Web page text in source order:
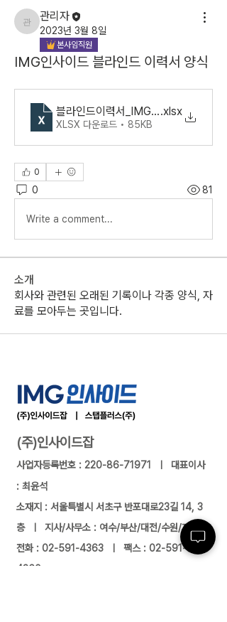
관리자
관리자
2023년 3월 8일
본사임직원
IMG인사이드 블라인드 이력서 양식
블라인드이력서_IMG인사이드
.xlsx
XLSX 다운로드 • 85KB
0
0 81
Write a comment...
소개
회사와 관련된 오래된 기록이나 각종 양식, 자
료를 모아두는 곳입니다.
(주)인사이드잡
사업자등록번호 : 220-86-71971
ㅣ 대표이사
: 최윤석
소재지 : 서울특별시 서초구 반포대로23길 14, 3
층 ㅣ 지사/사무소 : 여수/부산/대전/수원/제주
전화 : 02-591-4363 ㅣ 팩스 : 02-591-
4360